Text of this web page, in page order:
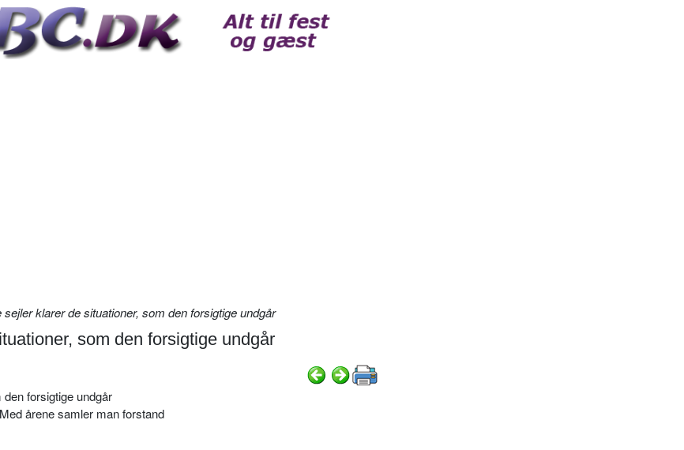
klarer de situationer, som den forsigtige undgår
som den forsigtige undgår
forsigtige undgår
årene samler man forstand